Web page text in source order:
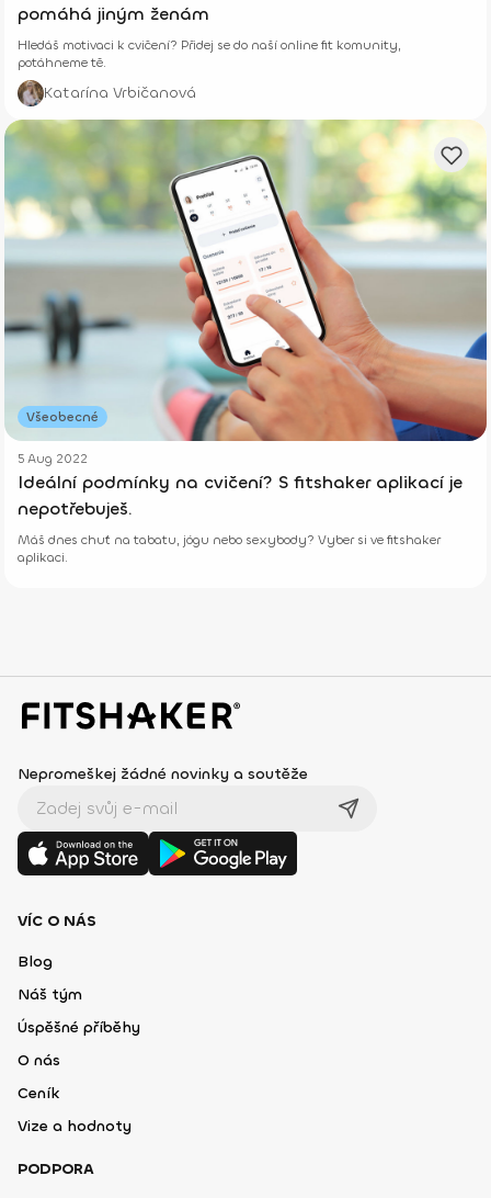
pomáhá jiným ženám
Hledáš motivaci k cvičení? Přidej se do naší online fit komunity,
potáhneme tě.
Katarína Vrbičanová
Všeobecné
5 Aug 2022
Ideální podmínky na cvičení? S fitshaker aplikací je
nepotřebuješ.
Máš dnes chuť na tabatu, jógu nebo sexybody? Vyber si ve fitshaker
aplikaci.
Nepromeškej žádné novinky a soutěže
VÍC O NÁS
Blog
Náš tým
Úspěšné příběhy
O nás
Ceník
Vize a hodnoty
PODPORA